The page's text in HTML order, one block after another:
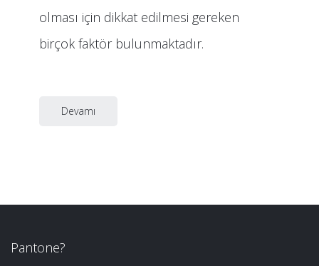
olması için dikkat edilmesi gereken
birçok faktör bulunmaktadır.
Devamı
Pantone?